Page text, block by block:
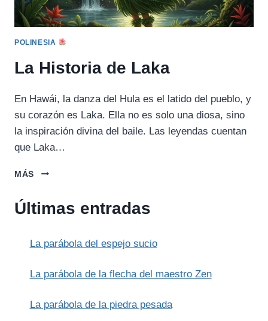
POLINESIA
La Historia de Laka
En Hawái, la danza del Hula es el latido del pueblo, y
su corazón es Laka. Ella no es solo una diosa, sino
la inspiración divina del baile. Las leyendas cuentan
que Laka…
MÁS
LA
LAKA
Últimas entradas
La parábola del espejo sucio
La parábola de la flecha del maestro Zen
La parábola de la piedra pesada